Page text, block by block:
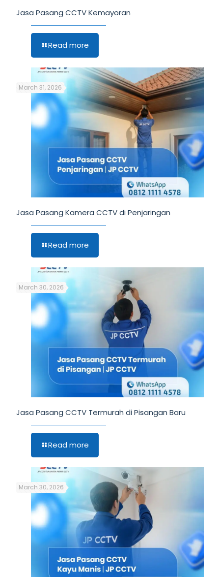
Jasa Pasang CCTV Kemayoran
Read more
March 31, 2026
Jasa Pasang Kamera CCTV di Penjaringan
Read more
March 30, 2026
Jasa Pasang CCTV Termurah di Pisangan Baru
Read more
March 30, 2026